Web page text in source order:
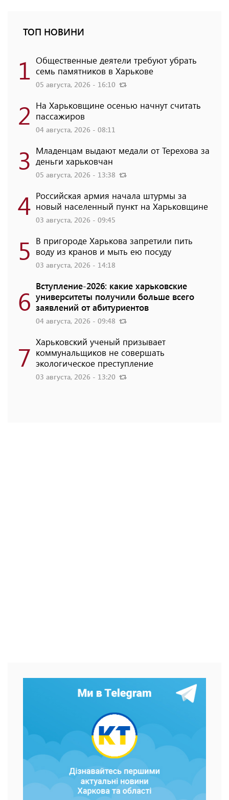
ТОП НОВИНИ
1 Общественные деятели требуют убрать
семь памятников в Харькове
05 августа, 2026 - 16:10
2 На Харьковщине осенью начнут считать
пассажиров
04 августа, 2026 - 08:11
3 Младенцам выдают медали от Терехова за
деньги харьковчан
05 августа, 2026 - 13:38
4 Российская армия начала штурмы за
новый населенный пункт на Харьковщине
03 августа, 2026 - 09:45
5 В пригороде Харькова запретили пить
воду из кранов и мыть ею посуду
03 августа, 2026 - 14:18
6 Вступление-2026: какие харьковские
университеты получили больше всего
заявлений от абитуриентов
04 августа, 2026 - 09:48
7 Харьковский ученый призывает
коммунальщиков не совершать
экологическое преступление
03 августа, 2026 - 13:20